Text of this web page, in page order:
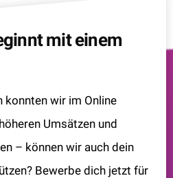
mit einem
konnten wir im Online
Umsätzen und
– können wir auch dein
Bewerbe dich jetzt für